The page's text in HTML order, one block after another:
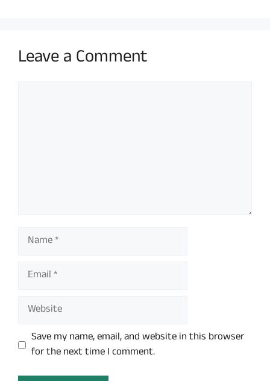
Leave a Comment
Name
Email
Website
Save my name, email, and website in this browser
for the next time I comment.